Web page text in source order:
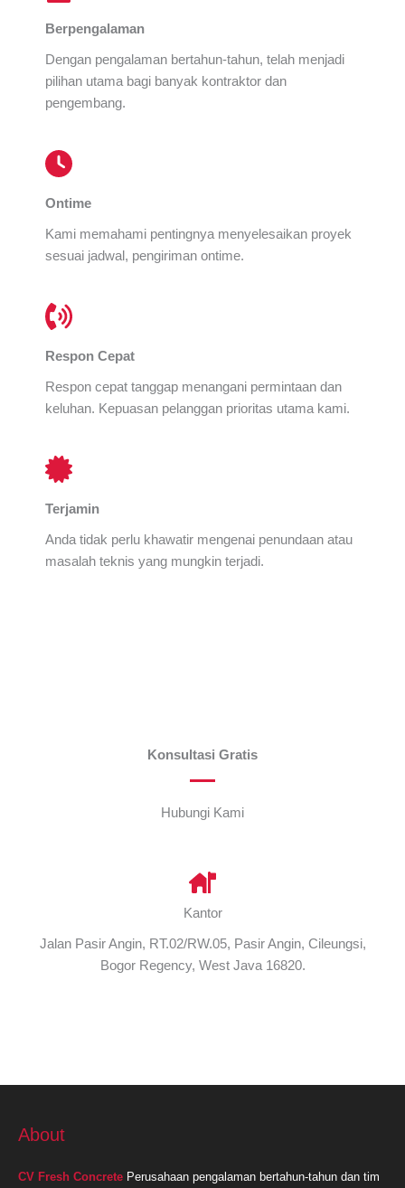
Berpengalaman
Dengan pengalaman bertahun-tahun, telah menjadi
pilihan utama bagi banyak kontraktor dan
pengembang.
Ontime
Kami memahami pentingnya menyelesaikan proyek
sesuai jadwal, pengiriman ontime.
Respon Cepat
Respon cepat tanggap menangani permintaan dan
keluhan. Kepuasan pelanggan prioritas utama kami.
Terjamin
Anda tidak perlu khawatir mengenai penundaan atau
masalah teknis yang mungkin terjadi.
Konsultasi Gratis
Hubungi Kami
Kantor
Jalan Pasir Angin, RT.02/RW.05, Pasir Angin, Cileungsi,
Bogor Regency, West Java 16820.
About
CV Fresh Concrete Perusahaan pengalaman bertahun-tahun dan tim